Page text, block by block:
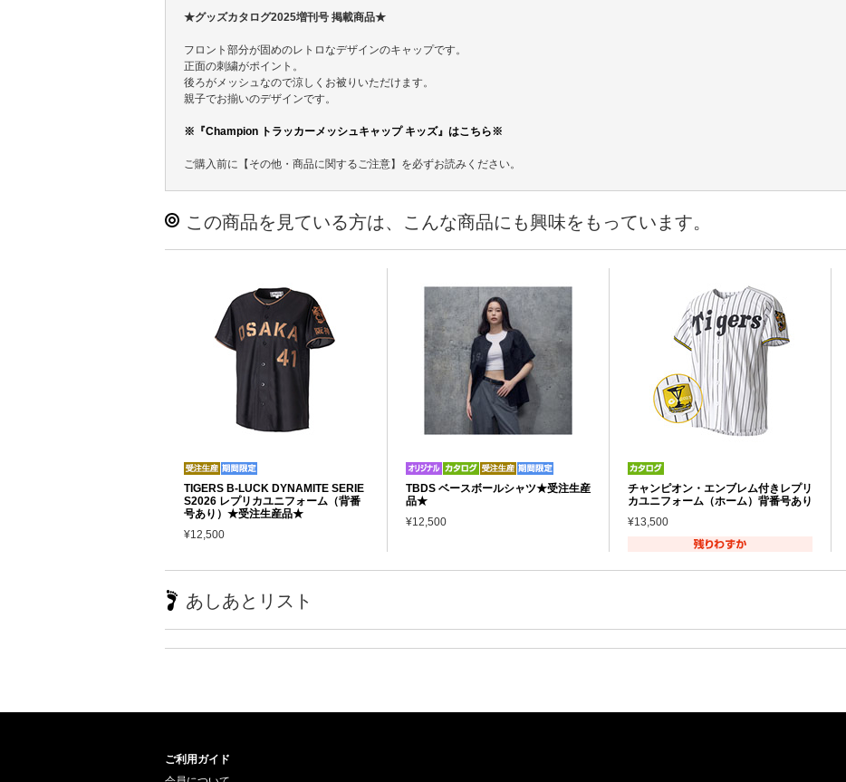
★グッズカタログ2025増刊号 掲載商品★
フロント部分が固めのレトロなデザインのキャップです。
正面の刺繍がポイント。
後ろがメッシュなので涼しくお被りいただけます。
親子でお揃いのデザインです。
※『Champion トラッカーメッシュキャップ キッズ』はこちら※
ご購入前に【その他・商品に関するご注意】を必ずお読みください。
この商品を見ている方は、こんな商品にも興味をもっています。
TIGERS B-LUCK DYNAMITE SERIE
S2026 レプリカユニフォーム（背番
号あり）★受注生産品★
¥12,500
TBDS ベースボールシャツ★受注生産
品★
¥12,500
チャンピオン・エンブレム付きレプリ
カユニフォーム（ホーム）背番号あり
¥13,500
あしあとリスト
ご利用ガイド